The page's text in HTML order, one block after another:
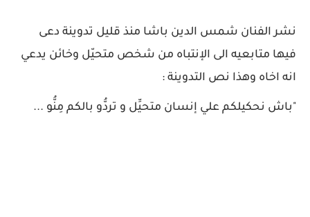
نشر الفنان شمس الدين باشا منذ قليل تدوينة دعى
فيها متابعيه الى الإنتباه من شخص متحيّل وخائن يدعي
انه اخاه وهذا نص التدوينة :
"باش نحكيلكم علي إنسان متحيِّل و تردُّو بالكم مِنُّو ...